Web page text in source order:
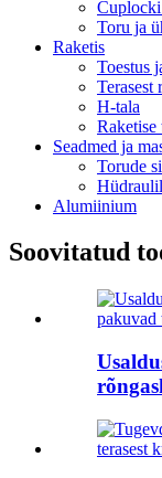
Cuplocki
Toru ja
Raketis
Toestus
Terasest
H-tala
Seadmed ja
Torude
Alumiinium
Soovitatud